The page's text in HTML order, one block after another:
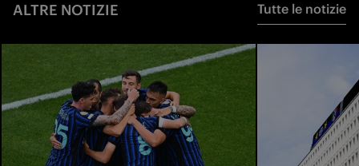
ALTRE NOTIZIE Tutte le notizie